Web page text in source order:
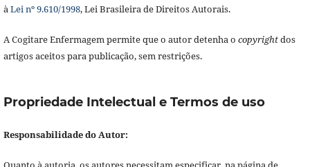
àLei nº 9.610/1998, Lei Brasileira de Direitos Autorais.
A Cogitare Enfermagem permite que o autor detenha o copyrightdos
artigos aceitos para publicação, sem restrições.
Propriedade Intelectual e Termos de uso
Responsabilidade do Autor: